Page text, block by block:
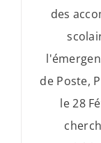
des
de Poste,
le 28